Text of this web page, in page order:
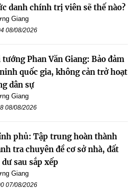
danh chính trị viên sẽ thế nào?
Giang
08/08/2026
Phan Văn Giang: Bảo đảm
quốc gia, không cản trở hoạt
dân sự
Giang
08/08/2026
phủ: Tập trung hoàn thành
tra chuyên đề cơ sở nhà, đất
sau sắp xếp
Giang
07/08/2026